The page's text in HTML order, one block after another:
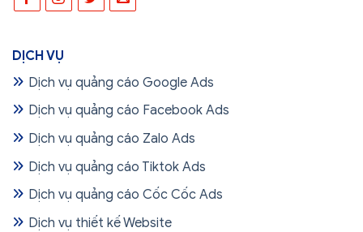
DỊCH VỤ
Dịch vụ quảng cáo Google Ads
Dịch vụ quảng cáo Facebook Ads
Dịch vụ quảng cáo Zalo Ads
Dịch vụ quảng cáo Tiktok Ads
Dịch vụ quảng cáo Cốc Cốc Ads
Dịch vụ thiết kế Website